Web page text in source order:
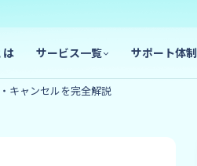
サービス一覧 サポート体制
賃貸仲介向け
キャンセルを完全解説